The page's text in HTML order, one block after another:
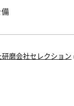
磨会社セレクション